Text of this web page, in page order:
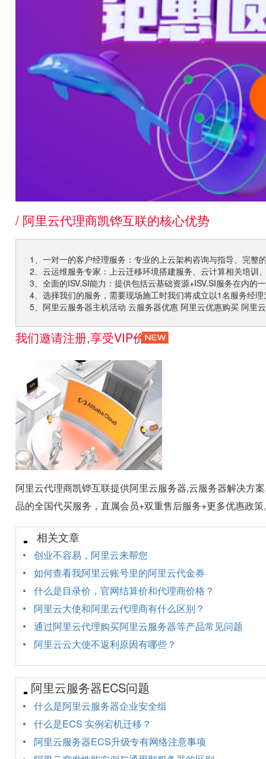
/ 阿里云代理商凯铧互联的核心优势
1、一对一的客户经理服务：专业的上云架构咨询与指导、完整
2、云运维服务专家：上云迁移环境搭建服务、云计算相关培训
3、全面的ISV.SI能力：提供包括云基础资源+ISV.SI服务在内的
4、选择我们的服务，需要现场施工时我们将成立以1名服务经
5、阿里云服务器主机活动 云服务器优惠 阿里云优惠购买 阿里
我们邀请注册,享受VIP价格！
阿里云代理商凯铧互联提供阿里云服务器,云服务器解决方
品的全国代买服务，直属会员+双重售后服务+更多优惠政
相关文章
创业不容易，阿里云来帮您
如何查看我阿里云账号里的阿里云代金券
什么是目录价，官网结算价和代理商价格？
阿里云大使和阿里云代理商有什么区别？
通过阿里云代理购买阿里云服务器等产品常见问题
阿里云云大使不返利原因有哪些？
阿里云服务器ECS问题
什么是阿里云服务器企业安全组
什么是ECS 实例宕机迁移？
阿里云服务器ECS升级专有网络注意事项